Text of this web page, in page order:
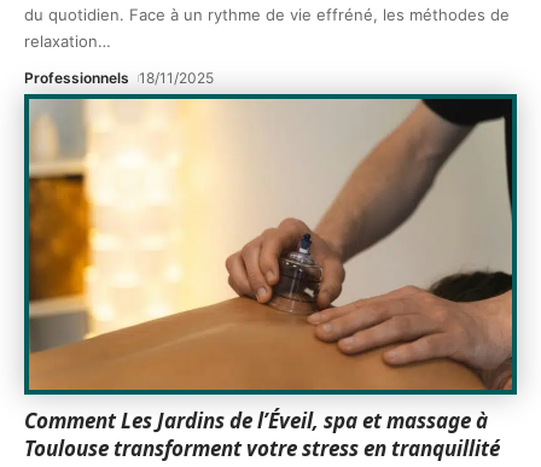
du quotidien. Face à un rythme de vie effréné, les méthodes de
relaxation…
Professionnels 18/11/2025
Comment Les Jardins de l’Éveil, spa et massage à
Toulouse transforment votre stress en tranquillité